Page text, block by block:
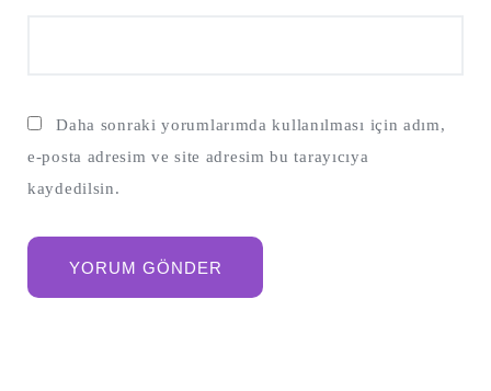
Daha sonraki yorumlarımda kullanılması için adım,
e-posta adresim ve site adresim bu tarayıcıya
kaydedilsin.